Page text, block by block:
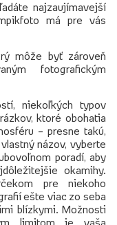
najzaujímavejší
má pre vás
môže byť zároveň
fotografickým
niekoľkých typov
ktoré obohatia
– presne takú,
názov, vyberte
poradí, aby
okamihy.
pre niekoho
ešte viac zo seba
blízkymi. Možnosti
limitom je vaša